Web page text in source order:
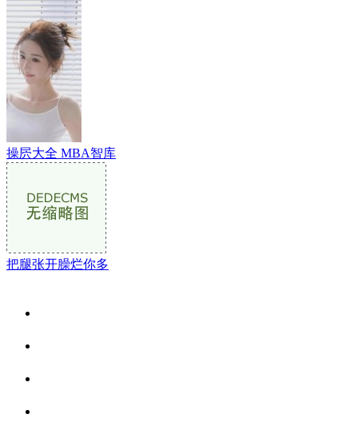
操屄大全 MBA智库
把腿张开臊烂你多